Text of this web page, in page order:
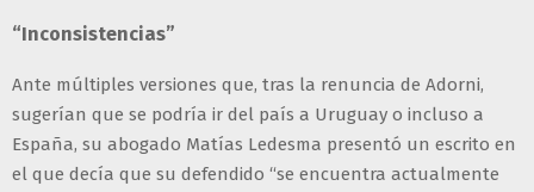
“Inconsistencias”
Ante múltiples versiones que, tras la renuncia de Adorni,
sugerían que se podría ir del país a Uruguay o incluso a
España, su abogado Matías Ledesma presentó un escrito en
el que decía que su defendido “se encuentra actualmente